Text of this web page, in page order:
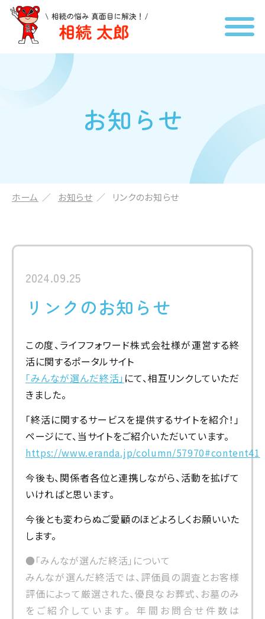
お知らせ
ホーム お知らせ リンクのお知らせ
2024.09.25
リンクのお知らせ
この度、ライフフォワード株式会社様が運営する終
活に関するポータルサイト
「みんなが選んだ終活」 にて、相互リンクしていただ
きました。
「終活に関するサービスを提供するサイトを紹介！」
ページにて、当サイトをご紹介いただいています。
https://www.eranda.jp/column/57970#content41
今後も、関係者各位と連携しながら、活動を拡げて
いければと思います。
今後とも変わらぬご愛顧のほどよろしくお願いいた
します。
●「みんなが選んだ終活」について
みんなが選んだ終活では、評価員の調査とお客様
評価によって厳選された、優良なお葬式、お墓のみ
をご紹介しています。 年間お問合せ件数は